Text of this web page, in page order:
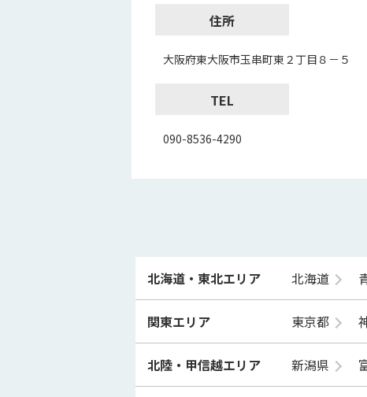
住所
大阪府東大阪市玉串町東２丁目８－５
TEL
090-8536-4290
北海道・東北エリア 北海道
関東エリア 東京都
北陸・甲信越エリア 新潟県